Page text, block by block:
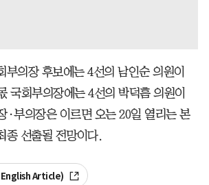
부의장 후보에는 4선의 남인순 의원이
국회부의장에는 4선의 박덕흠 의원이
·부의장은 이르면 오는 20일 열리는 본
종 선출될 전망이다.
English Article)